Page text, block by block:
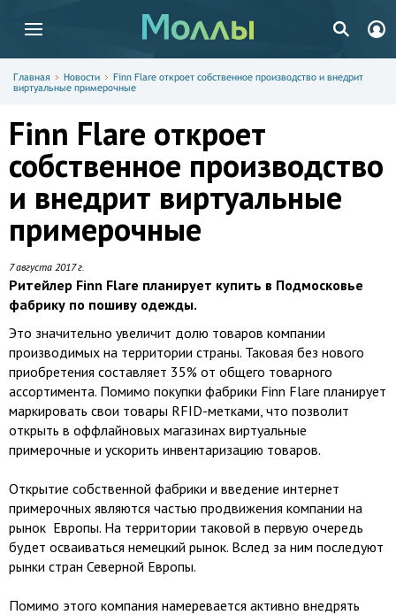
Главная Новости
Finn Flare откроет собственное производство и внедрит
виртуальные примерочные
Finn Flare откроет
собственное производство
и внедрит виртуальные
примерочные
7 августа 2017 г.
Ритейлер Finn Flare планирует купить в Подмосковье
фабрику по пошиву одежды.
Это значительно увеличит долю товаров компании
производимых на территории страны. Таковая без нового
приобретения составляет 35% от общего товарного
ассортимента. Помимо покупки фабрики Finn Flare планирует
маркировать свои товары RFID-метками, что позволит
открыть в оффлайновых магазинах виртуальные
примерочные и ускорить инвентаризацию товаров.
Открытие собственной фабрики и введение интернет
примерочных являются частью продвижения компании на
рынок Европы. На территории таковой в первую очередь
будет осваиваться немецкий рынок. Вслед за ним последуют
рынки стран Северной Европы.
Помимо этого компания намеревается активно внедрять